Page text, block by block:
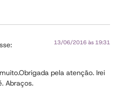
13/06/2016 às 19:31
pela atenção. Irei
Abraços.